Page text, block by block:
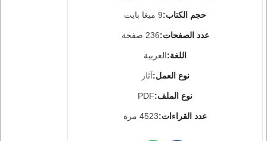
حجم الكتاب:9 ميغا بايت
عدد الصفحات:236 صفحة
اللغة:العربية
نوع العمل:آثار
نوع الملف:PDF
عدد القراءات:4523 مرة